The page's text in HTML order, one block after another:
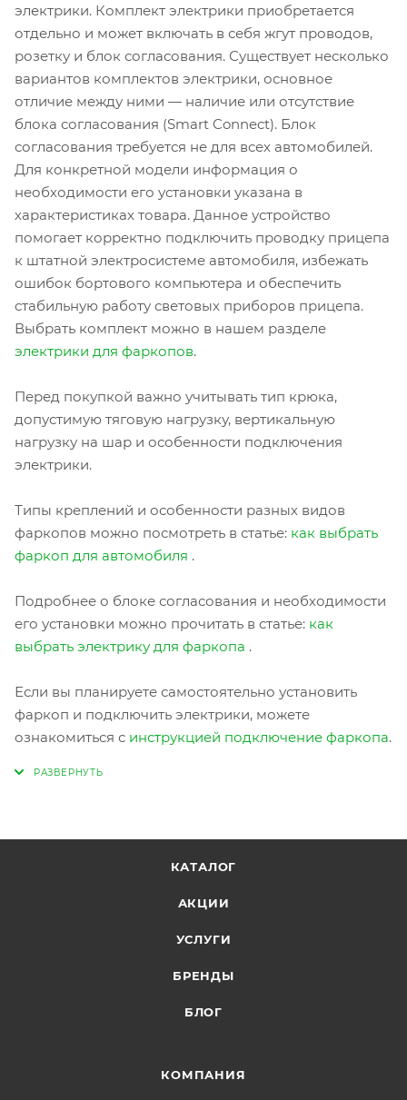
электрики. Комплект электрики приобретается
отдельно и может включать в себя жгут проводов,
розетку и блок согласования. Существует несколько
вариантов комплектов электрики, основное
отличие между ними — наличие или отсутствие
блока согласования (Smart Connect). Блок
согласования требуется не для всех автомобилей.
Для конкретной модели информация о
необходимости его установки указана в
характеристиках товара. Данное устройство
помогает корректно подключить проводку прицепа
к штатной электросистеме автомобиля, избежать
ошибок бортового компьютера и обеспечить
стабильную работу световых приборов прицепа.
Выбрать комплект можно в нашем разделе
электрики для фаркопов.
Перед покупкой важно учитывать тип крюка,
допустимую тяговую нагрузку, вертикальную
нагрузку на шар и особенности подключения
электрики.
Типы креплений и особенности разных видов
фаркопов можно посмотреть в статье: как выбрать
фаркоп для автомобиля .
Подробнее о блоке согласования и необходимости
его установки можно прочитать в статье: как
выбрать электрику для фаркопа .
Если вы планируете самостоятельно установить
фаркоп и подключить электрики, можете
ознакомиться с инструкцией подключение фаркопа.
КАТАЛОГ
АКЦИИ
УСЛУГИ
БРЕНДЫ
БЛОГ
КОМПАНИЯ